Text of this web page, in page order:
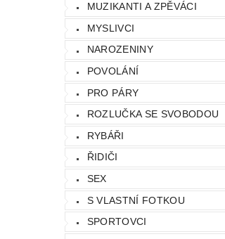
MUZIKANTI A ZPĚVÁCI
MYSLIVCI
NAROZENINY
POVOLÁNÍ
PRO PÁRY
ROZLUČKA SE SVOBODOU
RYBÁŘI
ŘIDIČI
SEX
S VLASTNÍ FOTKOU
SPORTOVCI